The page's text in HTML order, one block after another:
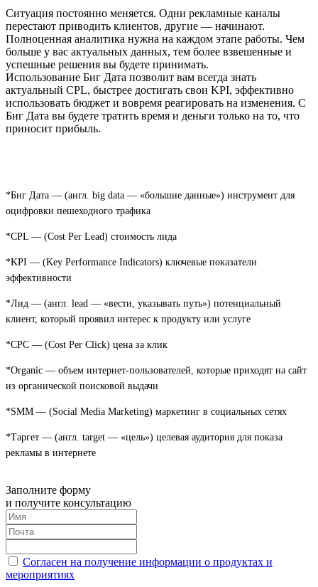
Ситуация постоянно меняется. Одни рекламные каналы
перестают приводить клиентов, другие — начинают.
Полноценная аналитика нужна на каждом этапе работы. Чем
больше у вас актуальных данных, тем более взвешенные и
успешные решения вы будете принимать.
Использование Биг Дата позволит вам всегда знать
актуальный CPL, быстрее достигать свои KPI, эффективно
использовать бюджет и вовремя реагировать на изменения. С
Биг Дата вы будете тратить время и деньги только на то, что
приносит прибыль.
*Биг Дата — (англ. big data — «большие данные») инструмент для
оцифровки пешеходного трафика
*CPL — (Cost Per Lead) стоимость лида
*KPI — (Key Performance Indicators) ключевые показатели
эффективности
*Лид — (англ. lead — «вести, указывать путь») потенциальный
клиент, который проявил интерес к продукту или услуге
*CPC — (Cost Per Click) цена за клик
*Organic — объем интернет-пользователей, которые приходят на сайт
из органической поисковой выдачи
*SMM — (Social Media Marketing) маркетинг в социальных сетях
*Таргет — (англ. target — «цель») целевая аудитория для показа
рекламы в интернете
Заполните форму
и получите консультацию
Согласен на получение информации о продуктах и
мероприятиях